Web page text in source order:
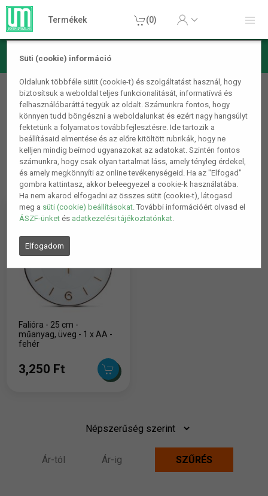
Süti (cookie) információ
Oldalunk többféle sütit (cookie-t) és szolgáltatást használ, hogy
biztosítsuk a weboldal teljes funkcionalitását, informatívvá és
felhasználóbaráttá tegyük az oldalt. Számunkra fontos, hogy
könnyen tudd böngészni a weboldalunkat és ezért nagy hangsúlyt
fektetünk a folyamatos továbbfejlesztésre. Ide tartozik a
beállításaid elmentése és az előre kitöltött rubrikák, hogy ne
kelljen mindig beírnod ugyanazokat az adatokat. Szintén fontos
számunkra, hogy csak olyan tartalmat láss, amely tényleg érdekel,
és amely megkönnyíti az online tevékenységeid. Ha az "Elfogad"
gombra kattintasz, akkor beleegyezel a cookie-k használatába.
Ha nem akarod elfogadni az összes sütit (cookie-t), látogasd
meg a süti (cookie) beállításokat. További információért olvasd el
ÁSZF-ünket és adatkezelési tájékoztatónkat.
Elfogadom
Termékek (0)
Dekorációs termékek
Ablakdísz
Falióra - 25 cm -
műanyag, üveg - 1 x AA -
fehér
3,250 Ft